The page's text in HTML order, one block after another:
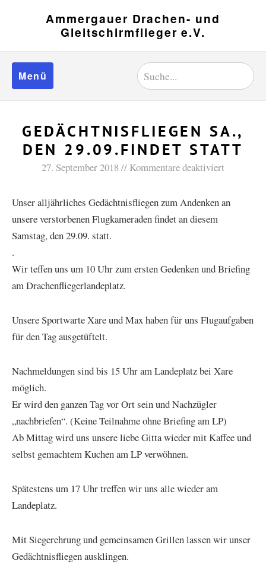
Ammergauer Drachen- und
Gleitschirmflieger e.V.
Menü
GEDÄCHTNISFLIEGEN SA.,
DEN 29.09.FINDET STATT
27. September 2018 Kommentare deaktiviert
Unser alljährliches Gedächtnisfliegen zum Andenken an
unsere verstorbenen Flugkameraden findet an diesem
Samstag, den 29.09. statt.
.
Wir teffen uns um 10 Uhr zum ersten Gedenken und Briefing
am Drachenfliegerlandeplatz.
Unsere Sportwarte Xare und Max haben für uns Flugaufgaben
für den Tag ausgetüftelt.
Nachmeldungen sind bis 15 Uhr am Landeplatz bei Xare
möglich.
Er wird den ganzen Tag vor Ort sein und Nachzügler
„nachbriefen“. (Keine Teilnahme ohne Briefing am LP)
Ab Mittag wird uns unsere liebe Gitta wieder mit Kaffee und
selbst gemachtem Kuchen am LP verwöhnen.
Spätestens um 17 Uhr treffen wir uns alle wieder am
Landeplatz.
Mit Siegerehrung und gemeinsamen Grillen lassen wir unser
Gedächtnisfliegen ausklingen.